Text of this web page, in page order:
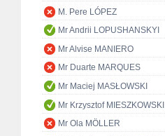
M. Pere LÓPEZ
Mr Andrii LOPUSHANSKYI
Mr Alvise MANIERO
Mr Duarte MARQUES
Mr Maciej MASŁOWSKI
Mr Krzysztof MIESZKOWSKI
Mr Ola MÖLLER